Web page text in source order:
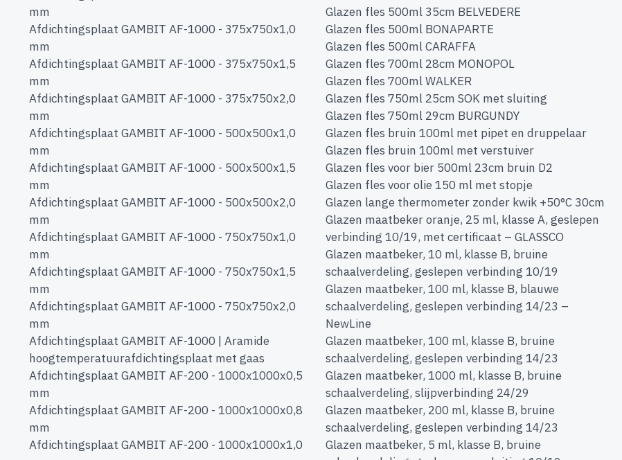
mm
Afdichtingsplaat GAMBIT AF-1000 - 375x750x1,0
mm
Afdichtingsplaat GAMBIT AF-1000 - 375x750x1,5
mm
Afdichtingsplaat GAMBIT AF-1000 - 375x750x2,0
mm
Afdichtingsplaat GAMBIT AF-1000 - 500x500x1,0
mm
Afdichtingsplaat GAMBIT AF-1000 - 500x500x1,5
mm
Afdichtingsplaat GAMBIT AF-1000 - 500x500x2,0
mm
Afdichtingsplaat GAMBIT AF-1000 - 750x750x1,0
mm
Afdichtingsplaat GAMBIT AF-1000 - 750x750x1,5
mm
Afdichtingsplaat GAMBIT AF-1000 - 750x750x2,0
mm
Afdichtingsplaat GAMBIT AF-1000 | Aramide
hoogtemperatuurafdichtingsplaat met gaas
Afdichtingsplaat GAMBIT AF-200 - 1000x1000x0,5
mm
Afdichtingsplaat GAMBIT AF-200 - 1000x1000x0,8
mm
Afdichtingsplaat GAMBIT AF-200 - 1000x1000x1,0
Glazen fles 500ml 35cm BELVEDERE
Glazen fles 500ml BONAPARTE
Glazen fles 500ml CARAFFA
Glazen fles 700ml 28cm MONOPOL
Glazen fles 700ml WALKER
Glazen fles 750ml 25cm SOK met sluiting
Glazen fles 750ml 29cm BURGUNDY
Glazen fles bruin 100ml met pipet en druppelaar
Glazen fles bruin 100ml met verstuiver
Glazen fles voor bier 500ml 23cm bruin D2
Glazen fles voor olie 150 ml met stopje
Glazen lange thermometer zonder kwik +50°C 30cm
Glazen maatbeker oranje, 25 ml, klasse A, geslepen
verbinding 10/19, met certificaat – GLASSCO
Glazen maatbeker, 10 ml, klasse B, bruine
schaalverdeling, geslepen verbinding 10/19
Glazen maatbeker, 100 ml, klasse B, blauwe
schaalverdeling, geslepen verbinding 14/23 –
NewLine
Glazen maatbeker, 100 ml, klasse B, bruine
schaalverdeling, geslepen verbinding 14/23
Glazen maatbeker, 1000 ml, klasse B, bruine
schaalverdeling, slijpverbinding 24/29
Glazen maatbeker, 200 ml, klasse B, bruine
schaalverdeling, geslepen verbinding 14/23
Glazen maatbeker, 5 ml, klasse B, bruine